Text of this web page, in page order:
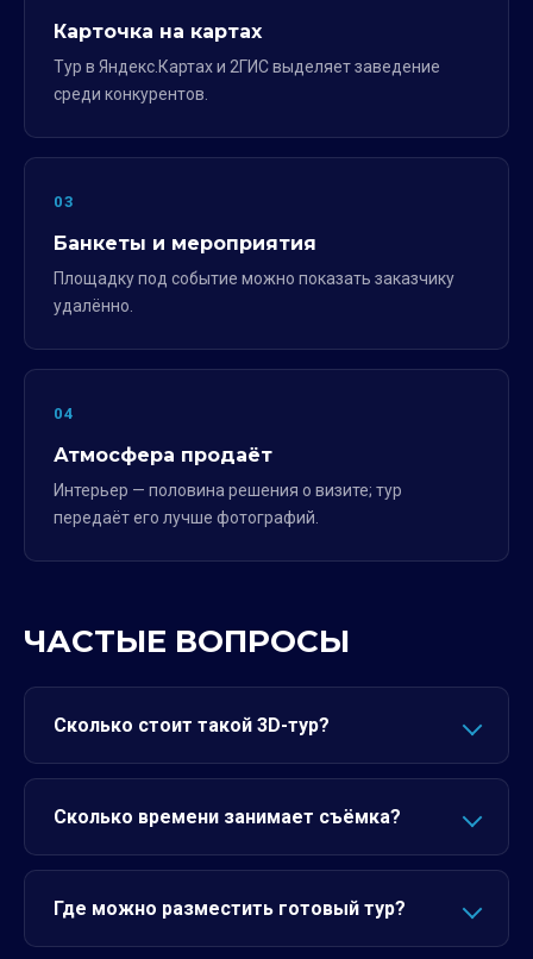
Карточка на картах
Тур в Яндекс.Картах и 2ГИС выделяет заведение
среди конкурентов.
03
Банкеты и мероприятия
Площадку под событие можно показать заказчику
удалённо.
04
Атмосфера продаёт
Интерьер — половина решения о визите; тур
передаёт его лучше фотографий.
ЧАСТЫЕ ВОПРОСЫ
Сколько стоит такой 3D-тур?
Сколько времени занимает съёмка?
Где можно разместить готовый тур?